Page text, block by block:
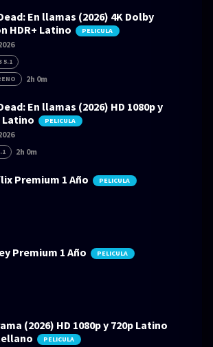
En llamas (2026) 4K Dolby
HDR+ Latino
PELICULA
5.1
2h 0m
En llamas (2026) HD 1080p y
Latino
PELICULA
2h 0m
Premium 1 Año PELICULA
Premium 1 Año PELICULA
(2026) HD 1080p y 720p Latino
PELICULA